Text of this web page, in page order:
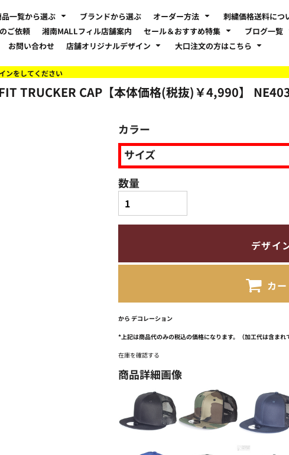
一覧から選ぶ ブランドから選ぶ オーダー方法
刺繍価格送料につ
ご依頼
湘南MALLフィル店舗案内 セール＆おすすめ特集
ブログ一覧
お問い合わせ
店舗オリジナルデザイン 大口注文の方はこちら
ンをしてください
TRUCKER CAP【本体価格(税抜)￥4,990】
カラー
サイズ
数量
デザイ
カ
から デコレーション
*上記は商品代のみの税込の価格になります。（加工代は含まれ
在庫を確認する
商品詳細画像